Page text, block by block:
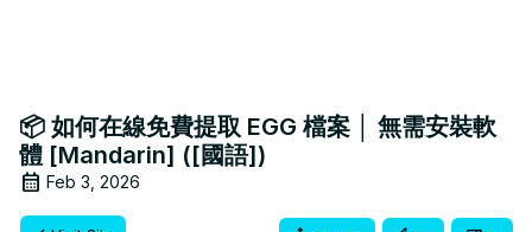
📦 如何在線免費提取 EGG 檔案 │ 無需安裝軟
體 [Mandarin] ([國語])
Feb 3, 2026